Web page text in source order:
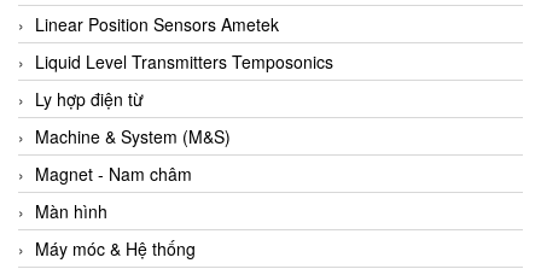
AZBIL
B&C Electronics
B&R
Babcok wilcox
Baelz Automatic Vietnam
Bahr Modultechnik Vietnam
Balluff
Linear Position Sensors Ametek
Liquid Level Transmitters Temposonics
Ly hợp điện từ
Machine & System (M&S)
Magnet - Nam châm
Màn hình
Máy móc & Hệ thống